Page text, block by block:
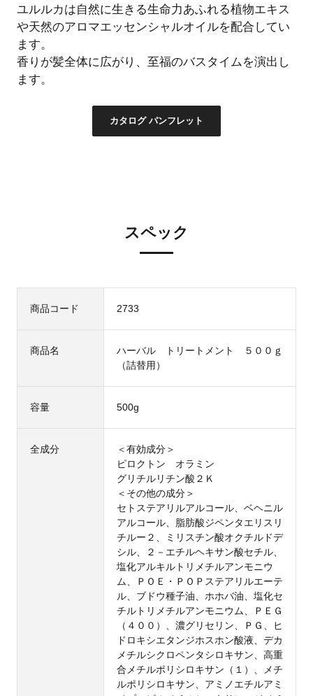
ユルルカは自然に生きる生命力あふれる植物エキス
や天然のアロマエッセンシャルオイルを配合してい
ます。
香りが髪全体に広がり、至福のバスタイムを演出し
ます。
カタログ パンフレット
スペック
商品コード 2733
商品名
ハーバル トリートメント ５００ｇ
（詰替用）
容量 500g
全成分
＜有効成分＞
ピロクトン オラミン
グリチルリチン酸２Ｋ
＜その他の成分＞
セトステアリルアルコール、ベヘニル
アルコール、脂肪酸ジペンタエリスリ
チルー２、ミリスチン酸オクチルドデ
シル、２－エチルヘキサン酸セチル、
塩化アルキルトリメチルアンモニウ
ム、ＰＯＥ・ＰＯＰステアリルエーテ
ル、ブドウ種子油、ホホバ油、塩化セ
チルトリメチルアンモニウム、ＰＥＧ
（４００）、濃グリセリン、ＰＧ、ヒ
ドロキシエタンジホスホン酸液、デカ
メチルシクロペンタシロキサン、高重
合メチルポリシロキサン（１）、メチ
ルポリシロキサン、アミノエチルアミ